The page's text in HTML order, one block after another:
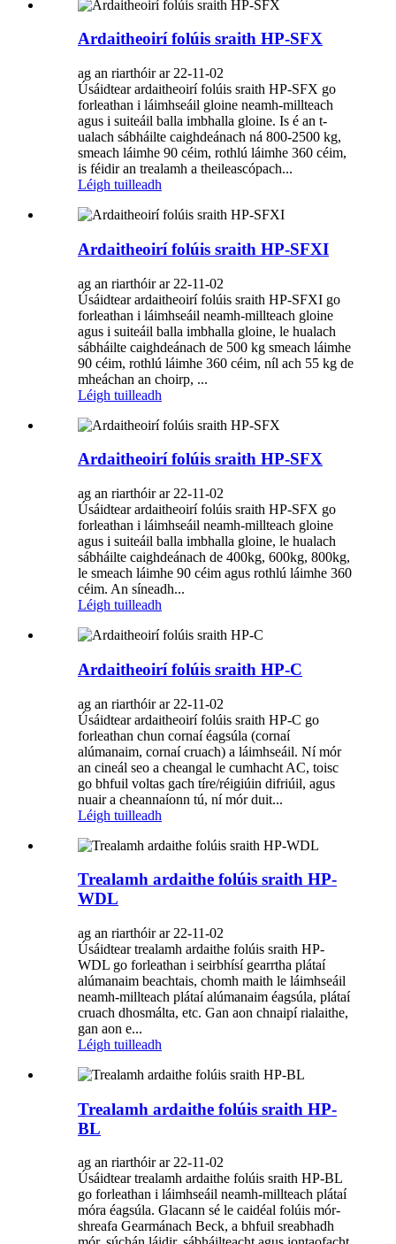
Ardaitheoirí folúis sraith HP-SFX
ag an riarthóir ar 22-11-02
Úsáidtear ardaitheoirí folúis sraith HP-SFX go
forleathan i láimhseáil gloine neamh-millteach
agus i suiteáil balla imbhalla gloine. Is é an t-
ualach sábháilte caighdeánach ná 800-2500 kg,
smeach láimhe 90 céim, rothlú láimhe 360 ​​céim,
is féidir an trealamh a theileascópach...
Léigh tuilleadh
Ardaitheoirí folúis sraith HP-SFXI
ag an riarthóir ar 22-11-02
Úsáidtear ardaitheoirí folúis sraith HP-SFXI go
forleathan i láimhseáil neamh-millteach gloine
agus i suiteáil balla imbhalla gloine, le hualach
sábháilte caighdeánach de 500 kg smeach láimhe
90 céim, rothlú láimhe 360 ​​céim, níl ach 55 kg de
mheáchan an choirp, ...
Léigh tuilleadh
Ardaitheoirí folúis sraith HP-SFX
ag an riarthóir ar 22-11-02
Úsáidtear ardaitheoirí folúis sraith HP-SFX go
forleathan i láimhseáil neamh-millteach gloine
agus i suiteáil balla imbhalla gloine, le hualach
sábháilte caighdeánach de 400kg, 600kg, 800kg,
le smeach láimhe 90 céim agus rothlú láimhe 360
​​céim. An síneadh...
Léigh tuilleadh
Ardaitheoirí folúis sraith HP-C
ag an riarthóir ar 22-11-02
Úsáidtear ardaitheoirí folúis sraith HP-C go
forleathan chun cornaí éagsúla (cornaí
alúmanaim, cornaí cruach) a láimhseáil. Ní mór
an cineál seo a cheangal le cumhacht AC, toisc
go bhfuil voltas gach tíre/réigiúin difriúil, agus
nuair a cheannaíonn tú, ní mór duit...
Léigh tuilleadh
Trealamh ardaithe folúis sraith HP-
WDL
ag an riarthóir ar 22-11-02
Úsáidtear trealamh ardaithe folúis sraith HP-
WDL go forleathan i seirbhísí gearrtha plátaí
alúmanaim beachtais, chomh maith le láimhseáil
neamh-millteach plátaí alúmanaim éagsúla, plátaí
cruach dhosmálta, etc. Gan aon chnaipí rialaithe,
gan aon e...
Léigh tuilleadh
Trealamh ardaithe folúis sraith HP-
BL
ag an riarthóir ar 22-11-02
Úsáidtear trealamh ardaithe folúis sraith HP-BL
go forleathan i láimhseáil neamh-millteach plátaí
móra éagsúla. Glacann sé le caidéal folúis mór-
shreafa Gearmánach Beck, a bhfuil sreabhadh